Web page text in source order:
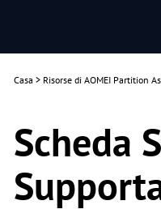
Casa > Risorse di AOMEI Partition
Scheda